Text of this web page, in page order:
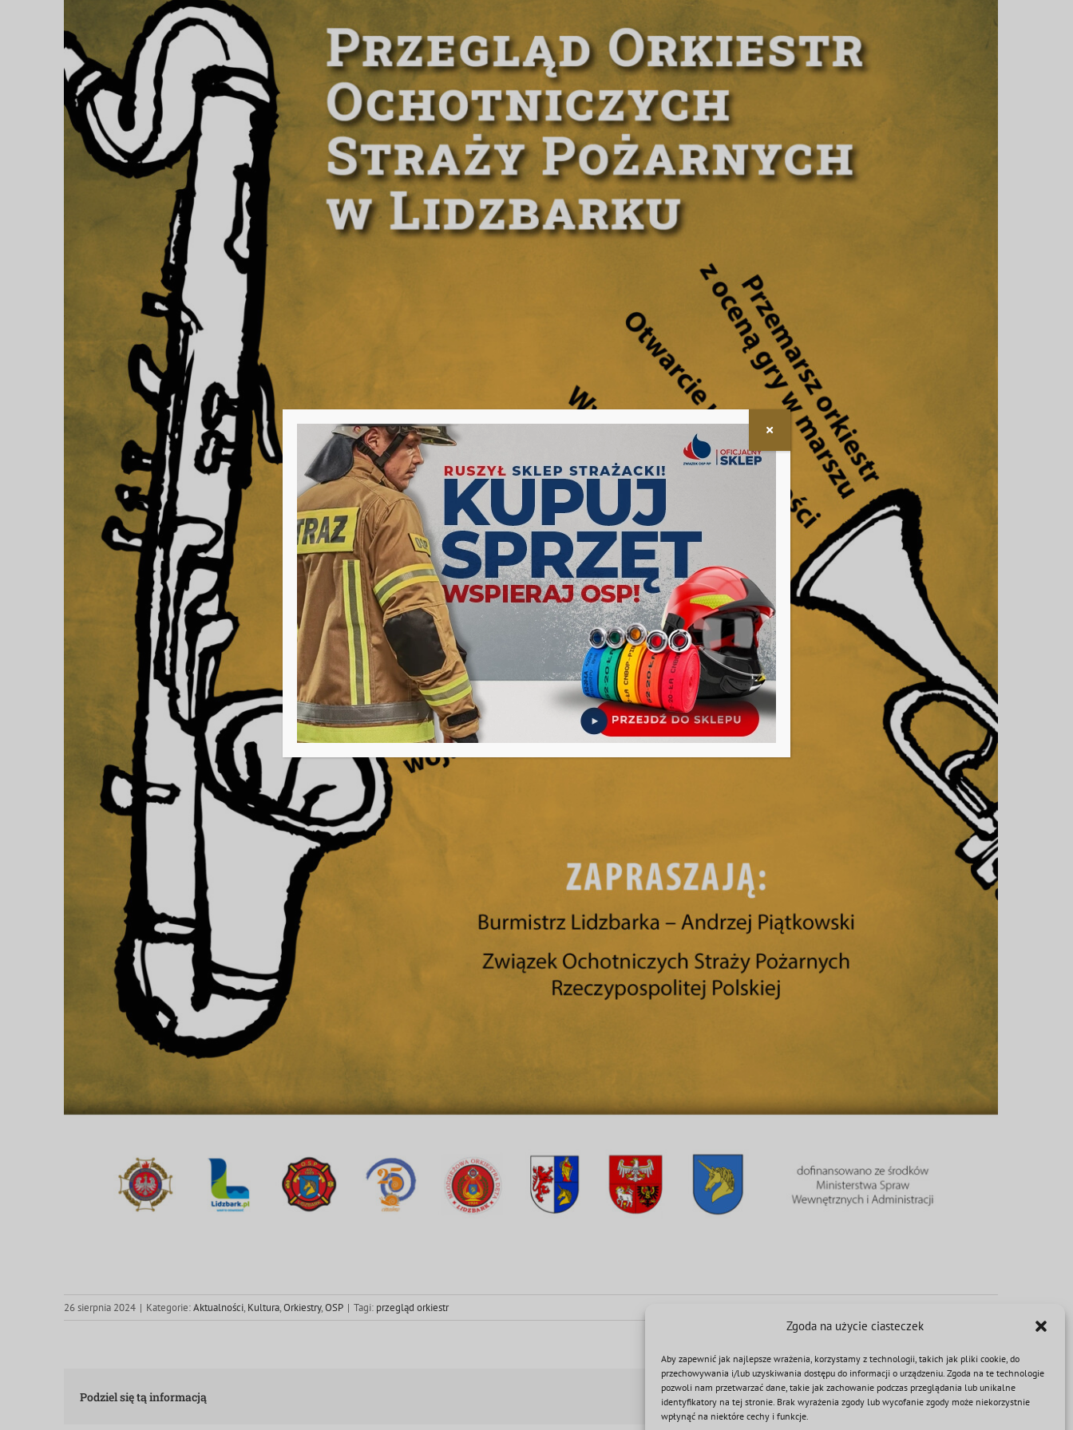
Zgoda na użycie ciasteczek
Aby zapewnić jak najlepsze wrażenia, korzystamy z technologii, takich jak pliki cookie, do
przechowywania i/lub uzyskiwania dostępu do informacji o urządzeniu. Zgoda na te technologie
pozwoli nam przetwarzać dane, takie jak zachowanie podczas przeglądania lub unikalne
identyfikatory na tej stronie. Brak wyrażenia zgody lub wycofanie zgody może niekorzystnie
wpłynąć na niektóre cechy i funkcje.
26 sierpnia 2024 | Kategorie:Aktualności, Kultura,Orkiestry,OSP | Tagi: przegląd orkiestr
Podziel się tą informacją FacebookTwitterReddit LinkedInWhatsApp
TumblrPinterestVk Email